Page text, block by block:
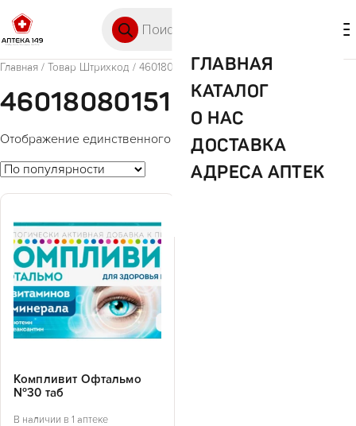
ГЛАВНАЯ
КАТАЛОГ
О НАС
ДОСТАВКА
АДРЕСА АПТЕК
Главная / Товар Штрихкод / 4601808015195
4601808015195
Отображение единственного товара
Компливит Офтальмо
№30 таб
В наличии в 1 аптеке